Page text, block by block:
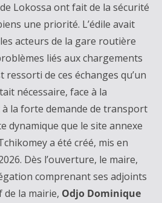
Lokossa ont fait de la sécurité
une priorité. L’édile avait
acteurs de la gare routière
liés aux chargements
ressorti de ces échanges qu’un
nécessaire, face à la
à la forte demande de transport
dynamique que le site annexe
a été créé, mis en
Dès l’ouverture, le maire,
comprenant ses adjoints
de la mairie, Odjo Dominique